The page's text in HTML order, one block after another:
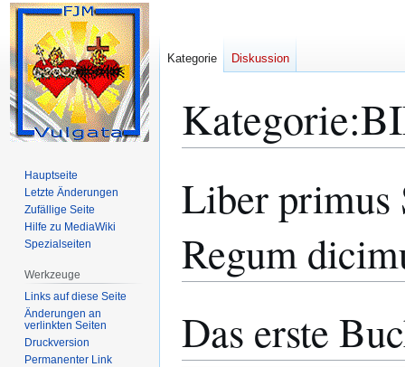
Kategorie:
Navigation
Suche
Liber primus
Regum
Das erste
Kategorie Diskussion
Hauptseite
Letzte Änderungen
Zufällige Seite
Hilfe zu MediaWiki
Spezialseiten
Werkzeuge
Links auf diese Seite
Änderungen an
verlinkten Seiten
Druckversion
Permanenter Link